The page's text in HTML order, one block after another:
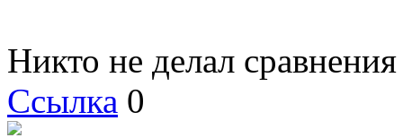
Никто не делал
Ссылка 0